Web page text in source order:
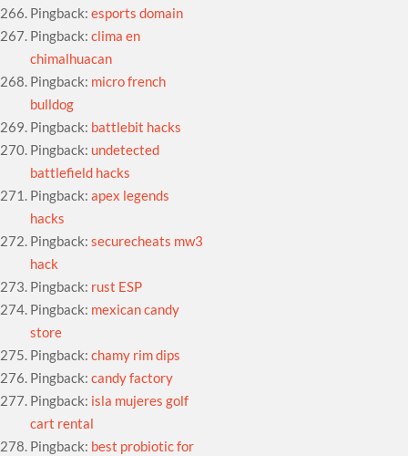
Pingback:esports domain
Pingback:clima en
chimalhuacan
Pingback: micro french
bulldog
Pingback: battlebit hacks
Pingback: undetected
battlefield hacks
Pingback:apex legends
hacks
Pingback:securecheats mw3
hack
Pingback: rust ESP
Pingback: mexican candy
store
Pingback:chamy rim dips
Pingback:candy factory
Pingback: isla mujeres golf
cart rental
Pingback: best probiotic for